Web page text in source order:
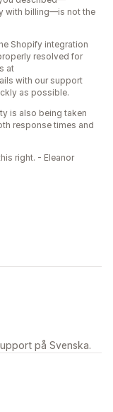
with billing—is not the
Shopify integration
resolved for
at
with our support
as possible.
is also being taken
response times and
right. - Eleanor
på Svenska.